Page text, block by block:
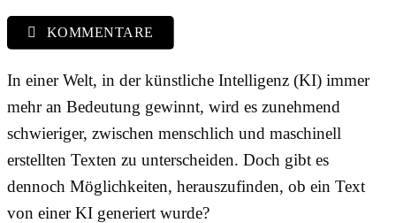
KOMMENTARE
In einer Welt, in der künstliche Intelligenz (KI) immer
mehr an Bedeutung gewinnt, wird es zunehmend
schwieriger, zwischen menschlich und maschinell
erstellten Texten zu unterscheiden. Doch gibt es
dennoch Möglichkeiten, herauszufinden, ob ein Text
von einer KI generiert wurde?